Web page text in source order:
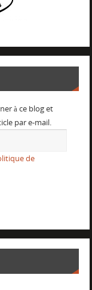
à ce blog et
par e-mail.
de